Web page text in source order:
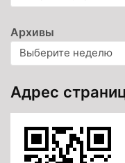
Архивы
Адрес